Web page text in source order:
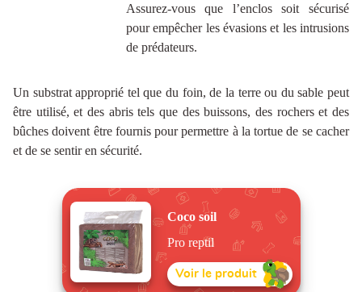
Assurez-vous que l’enclos soit sécurisé
pour empêcher les évasions et les intrusions
de prédateurs.
Un substrat approprié tel que du foin, de la terre ou du sable peut
être utilisé, et des abris tels que des buissons, des rochers et des
bûches doivent être fournis pour permettre à la tortue de se cacher
et de se sentir en sécurité.
Coco soil
Pro reptil
Voir le produit